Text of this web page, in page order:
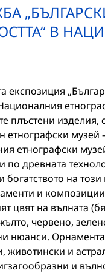
В
експозиция
плъстени
етнографски
етнографски
по древната
богатството на
и
цвят на вълната
червено,
нюанси.
животински и
и